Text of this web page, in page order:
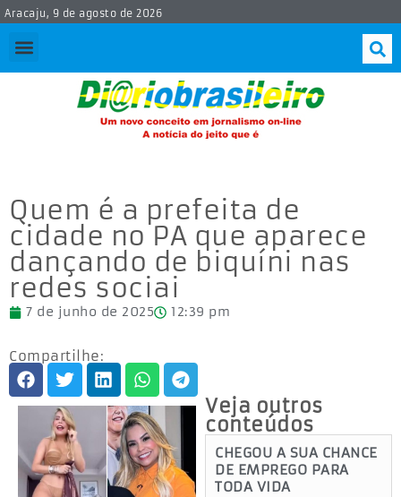
Aracaju, 9 de agosto de 2026
Quem é a prefeita de
cidade no PA que aparece
dançando de biquíni nas
redes sociai
7 de junho de 2025 12:39 pm
Compartilhe:
Veja outros
conteúdos
CHEGOU A SUA CHANCE
DE EMPREGO PARA
TODA VIDA